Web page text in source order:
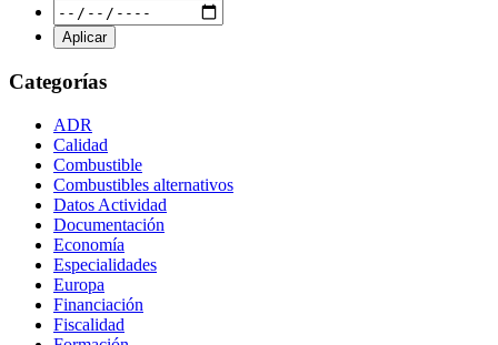
Categorías
ADR
Calidad
Combustible
Combustibles alternativos
Datos Actividad
Documentación
Economía
Especialidades
Europa
Financiación
Fiscalidad